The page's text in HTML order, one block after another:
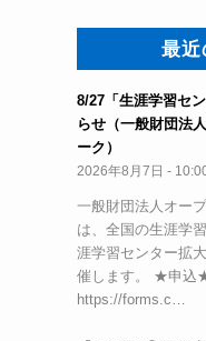
最近
8/27「生涯学習セ
らせ（一般財団法
ーク）
2026年8月7日 -
一般財団法人オー
は、全国の生涯学
涯学習センター拡
催します。 ★申込★
https://forms.c…